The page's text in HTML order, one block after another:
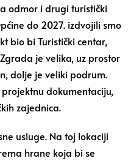
odmor i drugi turistički
do 2027. izdvojili smo
bio bi Turistički centar,
je velika, uz prostor
dolje je veliki podrum.
dokumentaciju,
zajednica.
usluge. Na toj lokaciji
hrane koja bi se